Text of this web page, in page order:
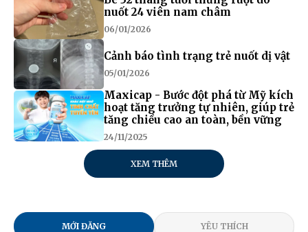
nuốt 24 viên nam châm
06/01/2026
Cảnh báo tình trạng trẻ nuốt dị vật
05/01/2026
Maxicap - Bước đột phá từ Mỹ kích
hoạt tăng trưởng tự nhiên, giúp trẻ
tăng chiều cao an toàn, bền vững
24/11/2025
XEM THÊM
MỚI ĐĂNG YÊU THÍCH